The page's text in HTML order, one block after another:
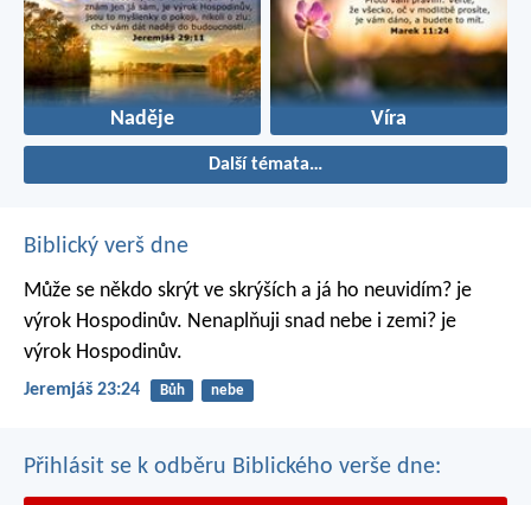
Naděje Víra
Další témata…
Biblický verš dne
Může se někdo skrýt ve skrýších a já ho neuvidím? je
výrok Hospodinův. Nenaplňuji snad nebe i zemi? je
výrok Hospodinův.
Jeremjáš 23:24 Bůh nebe
Přihlásit se k odběru Biblického verše dne: